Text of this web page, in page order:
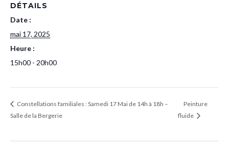
DÉTAILS
Date :
mai 17, 2025
Heure :
15h00 - 20h00
Constellations familiales : Samedi 17 Mai de 14h à 18h –
Salle de la Bergerie
Peinture
fluide